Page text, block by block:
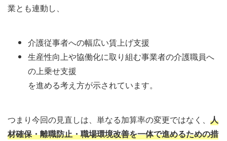
業とも連動し、
介護従事者への幅広い賃上げ支援
生産性向上や協働化に取り組む事業者の介護職員へ
の上乗せ支援
を進める考え方が示されています。
つまり今回の見直しは、単なる加算率の変更ではなく、 人
材確保・離職防止・職場環境改善を一体で進めるための措